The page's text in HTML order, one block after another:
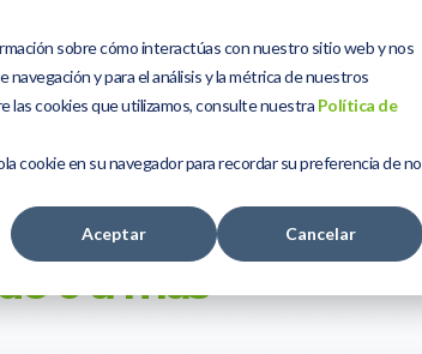
sobre cómo interactúas con nuestro sitio web y nos
y para el análisis y la métrica de nuestros
las cookies que utilizamos, consulte nuestra Política de
cookie en su navegador para recordar su preferencia de no
Aceptar Cancelar
Kit Digital Sobre Nosotros Blog
0 a más